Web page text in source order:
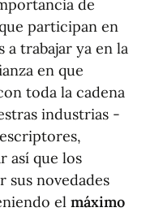
de
participan en
a trabajar ya en la
en que
toda la cadena
industrias -
así que los
sus novedades
el máximo